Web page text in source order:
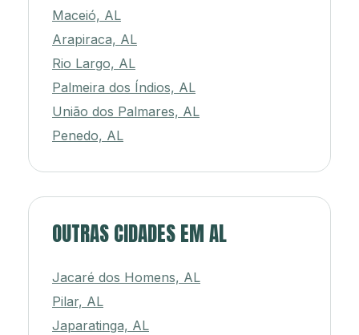
Maceió, AL
Arapiraca, AL
Rio Largo, AL
Palmeira dos Índios, AL
União dos Palmares, AL
Penedo, AL
OUTRAS CIDADES EM AL
Jacaré dos Homens, AL
Pilar, AL
Japaratinga, AL